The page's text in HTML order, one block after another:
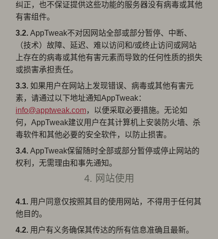
纠正，也不保证提供这些功能的服务器没有病毒或其他
有害组件。
3.2. AppTweak不对因网站全部或部分暂停、中断、
（技术）故障、延迟、难以访问和/或终止访问或网站
上存在的病毒或其他有害元素而导致的任何性质的损失
或损害承担责任。
3.3. 如果用户在网站上发现错误、病毒或其他有害元
素，请通过以下地址通知AppTweak：
info@apptweak.com，以便采取必要措施。无论如
何，AppTweak建议用户在其计算机上安装防火墙、杀
毒软件和其他必要的安全软件，以防止损害。
3.4. AppTweak保留随时全部或部分暂停或停止网站的
权利，无需理由和事先通知。
4. 网站使用
4.1. 用户同意仅按照其目的使用网站，不得用于任何其
他目的。
4.2. 用户有义务确保其传达的所有信息准确且最新。